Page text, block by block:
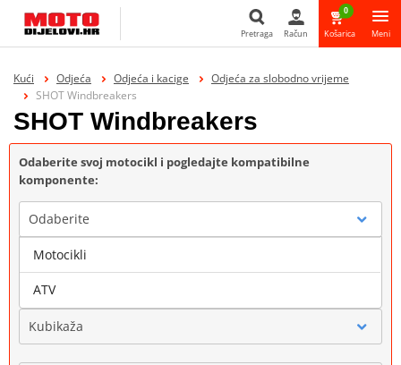
Pretraga
Pretraga Račun
0
Košarica Meni
Kući Odjeća Odjeća i kacige
Odjeća za slobodno vrijeme
SHOT Windbreakers
SHOT Windbreakers
Odaberite svoj motocikl i pogledajte kompatibilne
komponente:
Odaberite
Marka
Kubikaža
Motocikli
ATV